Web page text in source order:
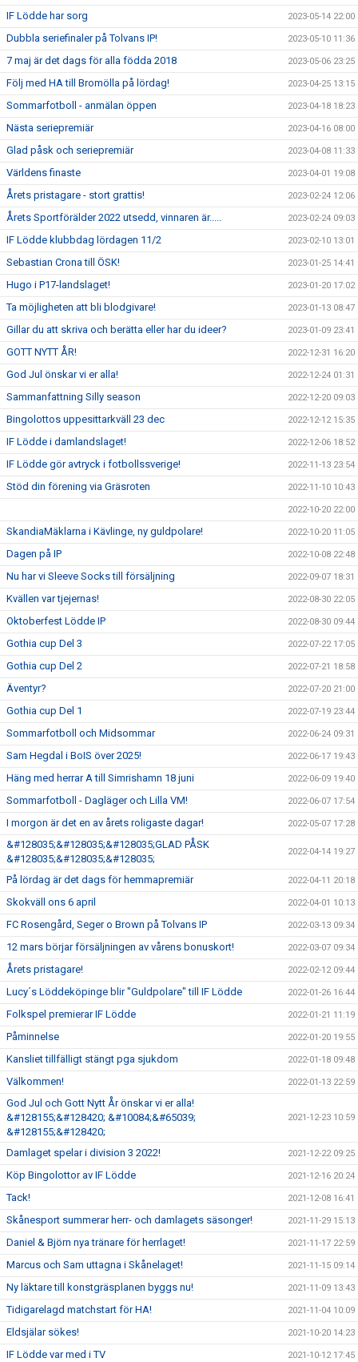
IF Lödde har sorg 2023-05-14 22:00
Dubbla seriefinaler på Tolvans IP! 2023-05-10 11:36
7 maj är det dags för alla födda 2018 2023-05-06 23:25
Följ med HA till Bromölla på lördag! 2023-04-25 13:15
Sommarfotboll - anmälan öppen 2023-04-18 18:23
Nästa seriepremiär 2023-04-16 08:00
Glad påsk och seriepremiär 2023-04-08 11:33
Världens finaste 2023-04-01 19:08
Årets pristagare - stort grattis! 2023-02-24 12:06
Årets Sportförälder 2022 utsedd, vinnaren är..... 2023-02-24 09:03
IF Lödde klubbdag lördagen 11/2 2023-02-10 13:01
Sebastian Crona till ÖSK! 2023-01-25 14:41
Hugo i P17-landslaget! 2023-01-20 17:02
Ta möjligheten att bli blodgivare! 2023-01-13 08:47
Gillar du att skriva och berätta eller har du ideer? 2023-01-09 23:41
GOTT NYTT ÅR! 2022-12-31 16:20
God Jul önskar vi er alla! 2022-12-24 01:31
Sammanfattning Silly season 2022-12-20 09:03
Bingolottos uppesittarkväll 23 dec 2022-12-12 15:35
IF Lödde i damlandslaget! 2022-12-06 18:52
IF Lödde gör avtryck i fotbollssverige! 2022-11-13 23:54
Stöd din förening via Gräsroten 2022-11-10 10:43
2022-10-20 22:00
SkandiaMäklarna i Kävlinge, ny guldpolare! 2022-10-20 11:05
Dagen på IP 2022-10-08 22:48
Nu har vi Sleeve Socks till försäljning 2022-09-07 18:31
Kvällen var tjejernas! 2022-08-30 22:05
Oktoberfest Lödde IP 2022-08-30 09:44
Gothia cup Del 3 2022-07-22 17:05
Gothia cup Del 2 2022-07-21 18:58
Äventyr? 2022-07-20 21:00
Gothia cup Del 1 2022-07-19 23:44
Sommarfotboll och Midsommar 2022-06-24 09:31
Sam Hegdal i BoIS över 2025! 2022-06-17 19:43
Häng med herrar A till Simrishamn 18 juni 2022-06-09 19:40
Sommarfotboll - Dagläger och Lilla VM! 2022-06-07 17:54
I morgon är det en av årets roligaste dagar! 2022-05-07 17:28
&#128035;&#128035;&#128035;GLAD PÅSK
&#128035;&#128035;&#128035;
2022-04-14 19:27
På lördag är det dags för hemmapremiär 2022-04-11 20:18
Skokväll ons 6 april 2022-04-01 10:13
FC Rosengård, Seger o Brown på Tolvans IP 2022-03-13 09:34
12 mars börjar försäljningen av vårens bonuskort! 2022-03-07 09:34
Årets pristagare! 2022-02-12 09:44
Lucy´s Löddeköpinge blir "Guldpolare" till IF Lödde 2022-01-26 16:44
Folkspel premierar IF Lödde 2022-01-21 11:19
Påminnelse 2022-01-20 19:55
Kansliet tillfälligt stängt pga sjukdom 2022-01-18 09:48
Välkommen! 2022-01-13 22:59
God Jul och Gott Nytt År önskar vi er alla!
&#128155;&#128420; &#10084;&#65039;
&#128155;&#128420;
2021-12-23 10:59
Damlaget spelar i division 3 2022! 2021-12-22 09:25
Köp Bingolottor av IF Lödde 2021-12-16 20:24
Tack! 2021-12-08 16:41
Skånesport summerar herr- och damlagets säsonger! 2021-11-29 15:13
Daniel & Björn nya tränare för herrlaget! 2021-11-17 22:59
Marcus och Sam uttagna i Skånelaget! 2021-11-15 09:14
Ny läktare till konstgräsplanen byggs nu! 2021-11-09 13:43
Tidigarelagd matchstart för HA! 2021-11-04 10:09
Eldsjälar sökes! 2021-10-20 14:23
IF Lödde var med i TV 2021-10-12 17:45